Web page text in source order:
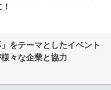
をテーマとしたイベント
々な企業と協力